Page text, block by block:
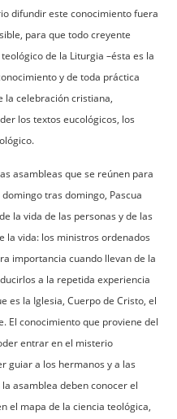
difundir este conocimiento fuera
para que todo creyente
de la Liturgia –ésta es la
y de toda práctica
la celebración cristiana,
los textos eucológicos, los
asambleas que se reúnen para
tras domingo, Pascua
la vida de las personas y de las
la vida: los ministros ordenados
importancia cuando llevan de la
a la repetida experiencia
es la Iglesia, Cuerpo de Cristo, el
El conocimiento que proviene del
entrar en el misterio
guiar a los hermanos y a las
asamblea deben conocer el
el mapa de la ciencia teológica,